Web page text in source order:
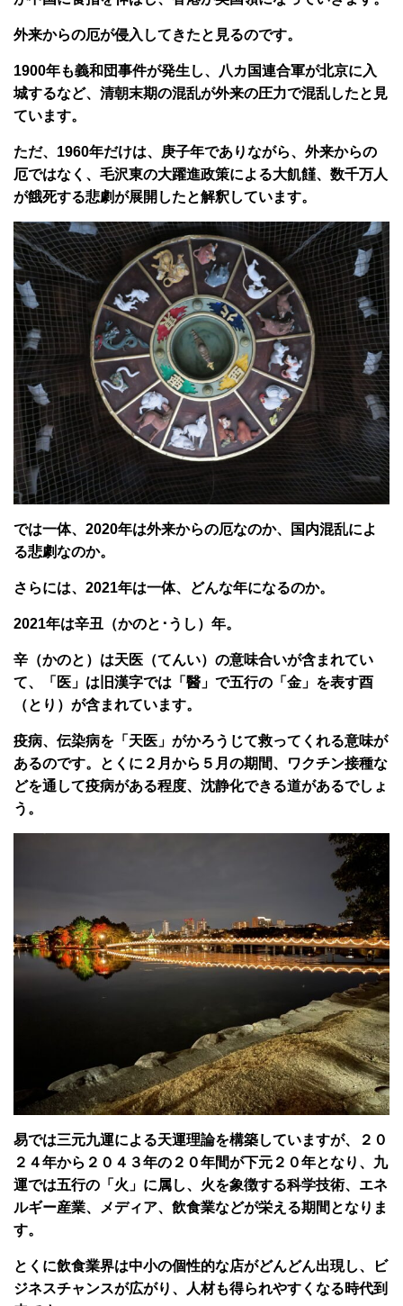
外来からの厄が侵入してきたと見るのです。
1900年も義和団事件が発生し、八カ国連合軍が北京に入
城するなど、清朝末期の混乱が外来の圧力で混乱したと見
ています。
ただ、1960年だけは、庚子年でありながら、外来からの
厄ではなく、毛沢東の大躍進政策による大飢饉、数千万人
が餓死する悲劇が展開したと解釈しています。
では一体、2020年は外来からの厄なのか、国内混乱によ
る悲劇なのか。
さらには、2021年は一体、どんな年になるのか。
2021年は辛丑（かのと･うし）年。
辛（かのと）は天医（てんい）の意味合いが含まれてい
て、「医」は旧漢字では「醫」で五行の「金」を表す酉
（とり）が含まれています。
疫病、伝染病を「天医」がかろうじて救ってくれる意味が
あるのです。とくに２月から５月の期間、ワクチン接種な
どを通して疫病がある程度、沈静化できる道があるでしょ
う。
易では三元九運による天運理論を構築していますが、２０
２４年から２０４３年の２０年間が下元２０年となり、九
運では五行の「火」に属し、火を象徴する科学技術、エネ
ルギー産業、メディア、飲食業などが栄える期間となりま
す。
とくに飲食業界は中小の個性的な店がどんどん出現し、ビ
ジネスチャンスが広がり、人材も得られやすくなる時代到